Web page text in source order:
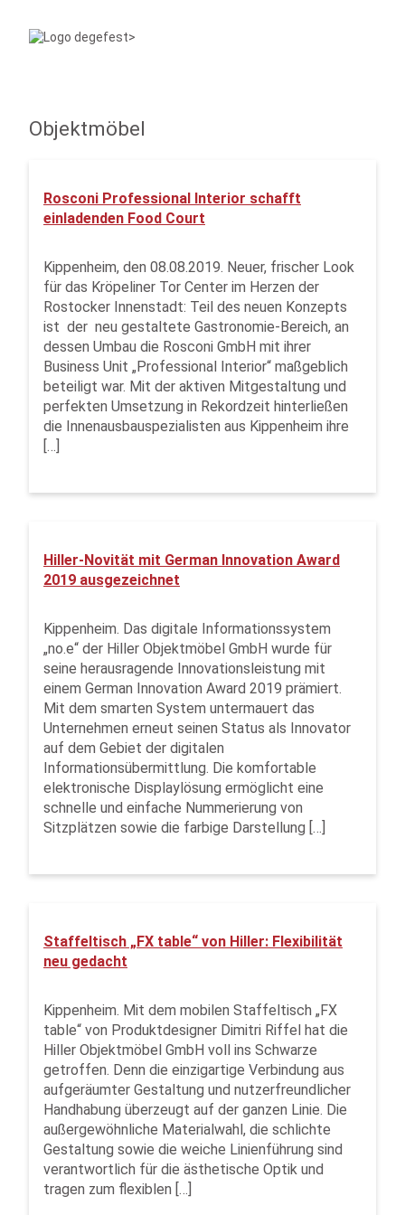
Objektmöbel
Rosconi Professional Interior schafft
einladenden Food Court
Kippenheim, den 08.08.2019. Neuer, frischer Look
für das Kröpeliner Tor Center im Herzen der
Rostocker Innenstadt: Teil des neuen Konzepts
ist der neu gestaltete Gastronomie-Bereich, an
dessen Umbau die Rosconi GmbH mit ihrer
Business Unit „Professional Interior“ maßgeblich
beteiligt war. Mit der aktiven Mitgestaltung und
perfekten Umsetzung in Rekordzeit hinterließen
die Innenausbauspezialisten aus Kippenheim ihre
[…]
Hiller-Novität mit German Innovation Award
2019 ausgezeichnet
Kippenheim. Das digitale Informationssystem
„no.e“ der Hiller Objektmöbel GmbH wurde für
seine herausragende Innovationsleistung mit
einem German Innovation Award 2019 prämiert.
Mit dem smarten System untermauert das
Unternehmen erneut seinen Status als Innovator
auf dem Gebiet der digitalen
Informationsübermittlung. Die komfortable
elektronische Displaylösung ermöglicht eine
schnelle und einfache Nummerierung von
Sitzplätzen sowie die farbige Darstellung […]
Staffeltisch „FX table“ von Hiller: Flexibilität
neu gedacht
Kippenheim. Mit dem mobilen Staffeltisch „FX
table“ von Produktdesigner Dimitri Riffel hat die
Hiller Objektmöbel GmbH voll ins Schwarze
getroffen. Denn die einzigartige Verbindung aus
aufgeräumter Gestaltung und nutzerfreundlicher
Handhabung überzeugt auf der ganzen Linie. Die
außergewöhnliche Materialwahl, die schlichte
Gestaltung sowie die weiche Linienführung sind
verantwortlich für die ästhetische Optik und
tragen zum flexiblen […]